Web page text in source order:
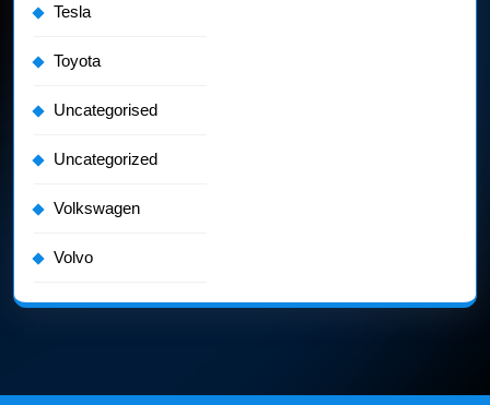
Tesla
Toyota
Uncategorised
Uncategorized
Volkswagen
Volvo